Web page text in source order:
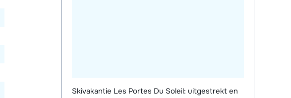
Skivakantie Les Portes Du Soleil: uitgestrekt en